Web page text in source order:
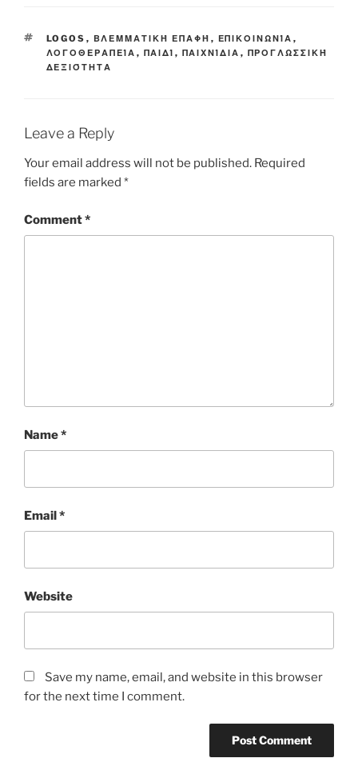
TAGS
LOGOS , ΒΛΕΜΜΑΤΙΚΉ ΕΠΑΦΉ , ΕΠΙΚΟΙΝΩΝΊΑ ,
ΛΟΓΟΘΕΡΑΠΕΊΑ , ΠΑΙΔΊ , ΠΑΙΧΝΊΔΙΑ , ΠΡΟΓΛΩΣΣΙΚΉ
ΔΕΞΙΌΤΗΤΑ
Leave a Reply
Your email address will not be published. Required
fields are marked *
Comment*
Name*
Email*
Website
Save my name, email, and website in this browser
for the next time I comment.